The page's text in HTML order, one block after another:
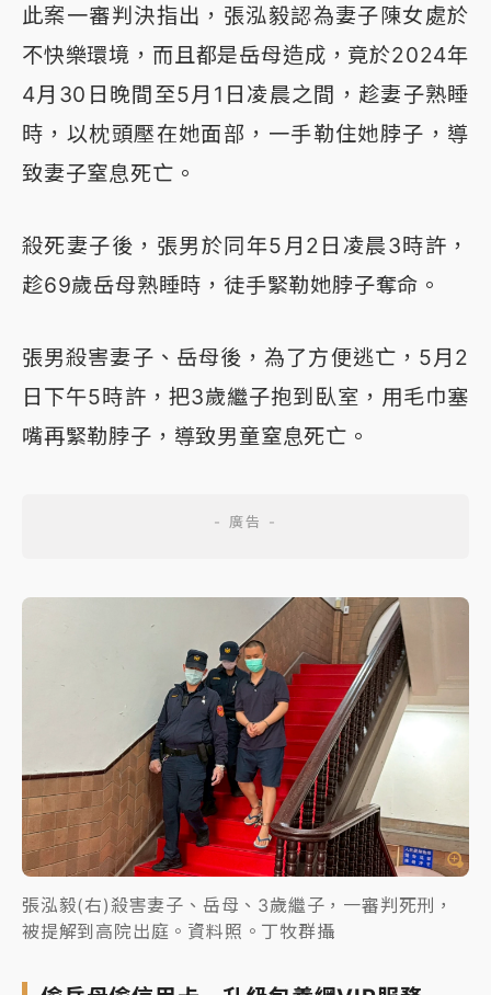
此案一審判決指出，張泓毅認為妻子陳女處於
不快樂環境，而且都是岳母造成，竟於2024年
4月30日晚間至5月1日凌晨之間，趁妻子熟睡
時，以枕頭壓在她面部，一手勒住她脖子，導
致妻子窒息死亡。
殺死妻子後，張男於同年5月2日凌晨3時許，
趁69歲岳母熟睡時，徒手緊勒她脖子奪命。
張男殺害妻子、岳母後，為了方便逃亡，5月2
日下午5時許，把3歲繼子抱到臥室，用毛巾塞
嘴再緊勒脖子，導致男童窒息死亡。
張泓毅(右)殺害妻子、岳母、3歲繼子，一審判死刑，
被提解到高院出庭。資料照。丁牧群攝